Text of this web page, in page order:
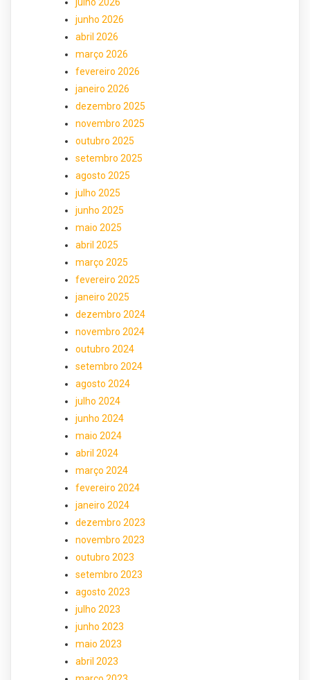
junho 2026
abril 2026
março 2026
fevereiro 2026
janeiro 2026
dezembro 2025
novembro 2025
outubro 2025
setembro 2025
agosto 2025
julho 2025
junho 2025
maio 2025
abril 2025
março 2025
fevereiro 2025
janeiro 2025
dezembro 2024
novembro 2024
outubro 2024
setembro 2024
agosto 2024
julho 2024
junho 2024
maio 2024
abril 2024
março 2024
fevereiro 2024
janeiro 2024
dezembro 2023
novembro 2023
outubro 2023
setembro 2023
agosto 2023
julho 2023
junho 2023
maio 2023
abril 2023